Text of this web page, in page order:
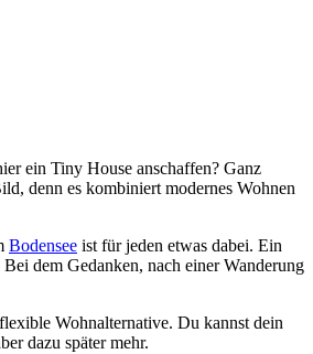
ein Tiny House anschaffen? Ganz
denn es kombiniert modernes Wohnen
Bodensee ist für jeden etwas dabei. Ein
dem Gedanken, nach einer Wanderung
Wohnalternative. Du kannst dein
dazu später mehr.